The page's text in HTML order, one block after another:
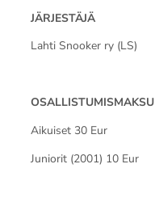
JÄRJESTÄJÄ
Lahti Snooker ry (LS)
OSALLISTUMISMAKSU
Aikuiset 30 Eur
Juniorit (2001) 10 Eur